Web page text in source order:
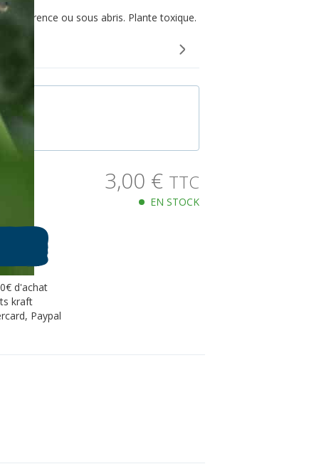
préférence ou sous abris. Plante toxique.
3,00 € TTC
EN STOCK
d'achat
kraft
Paypal